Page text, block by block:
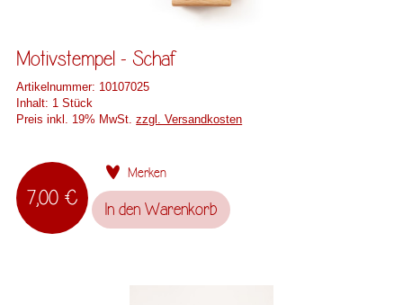
Motivstempel - Schaf
Artikelnummer: 10107025
Inhalt: 1 Stück
Preis inkl. 19% MwSt.zzgl. Versandkosten
7,00 €
Merken
In den Warenkorb